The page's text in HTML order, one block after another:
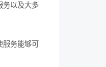
务以及大多
服务能够可